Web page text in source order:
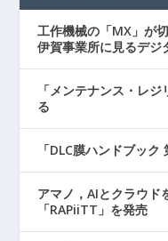
工作機械の「MX」が
伊賀事業所に見るデジ
「メンテナンス・レ
る
「DLC膜ハンドブッ
アマノ，AIとクラウド
「RAPiiTT」を発売